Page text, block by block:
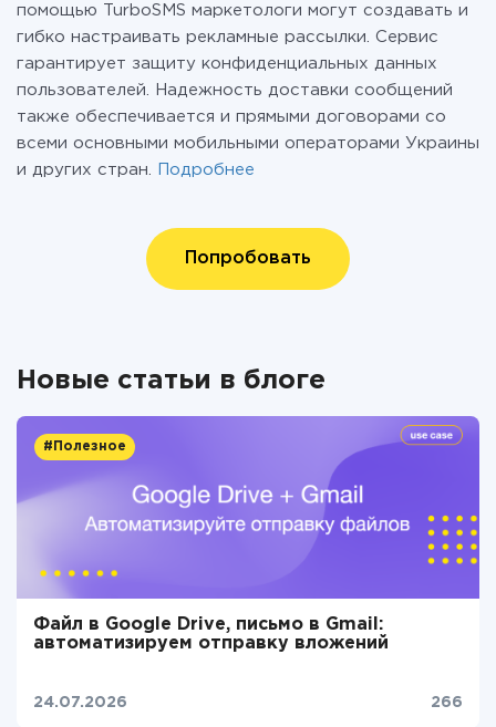
помощью TurboSMS маркетологи могут создавать и
гибко настраивать рекламные рассылки. Сервис
гарантирует защиту конфиденциальных данных
пользователей. Надежность доставки сообщений
также обеспечивается и прямыми договорами со
всеми основными мобильными операторами Украины
и других стран.
Подробнее
Попробовать
Новые статьи в блоге
#Полезное
Файл в Google Drive, письмо в Gmail:
автоматизируем отправку вложений
24.07.2026 266